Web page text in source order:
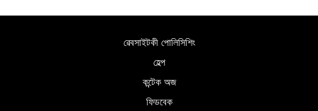
ৱেবসাইটকী পোলিসিশিং
হেল্প
কন্টেক অজ
ফিডবেক